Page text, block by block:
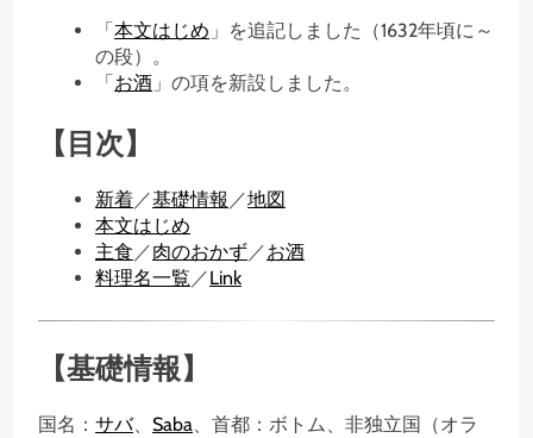
「 本文はじめ 」を追記しました（1632年頃に～
の段）。
「 お酒 」の項を新設しました。
【目次】
新着／基礎情報 ／地図
本文はじめ
主食 ／肉のおかず／お酒
料理名一覧 ／Link
【基礎情報】
国名： サバ、 Saba、首都：ボトム、非独立国（オラ